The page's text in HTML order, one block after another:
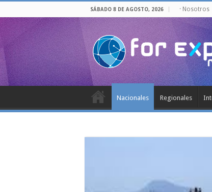
SÁBADO 8 DE AGOSTO, 2026 · Nosotros
Nacionales Regionales